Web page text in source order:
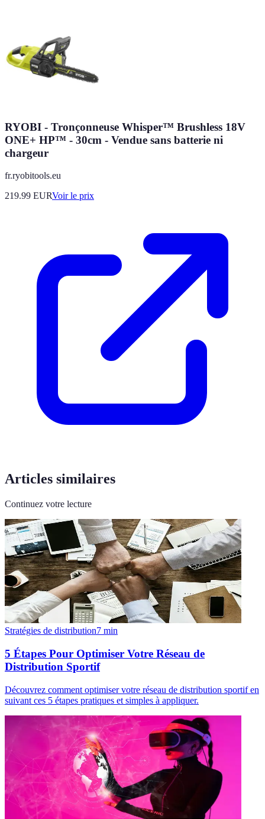
RYOBI - Tronçonneuse Whisper™ Brushless 18V
ONE+ HP™ - 30cm - Vendue sans batterie ni
chargeur
fr.ryobitools.eu
219.99 EURVoir le prix
Articles similaires
Continuez votre lecture
Stratégies de distribution7 min
5 Étapes Pour Optimiser Votre Réseau de
Distribution Sportif
Découvrez comment optimiser votre réseau de distribution sportif en
suivant ces 5 étapes pratiques et simples à appliquer.